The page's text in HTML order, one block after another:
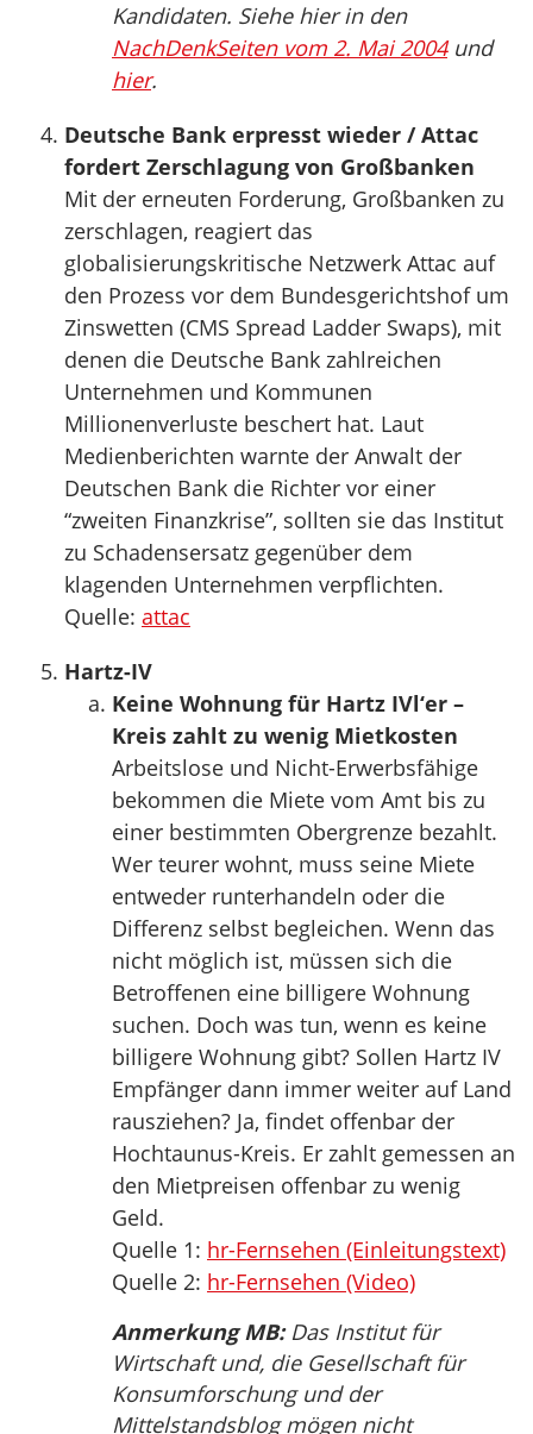
Kandidaten. Siehe hier in den
NachDenkSeiten vom 2. Mai 2004und
hier.
Deutsche Bank erpresst wieder / Attac
fordert Zerschlagung von Großbanken
Mit der erneuten Forderung, Großbanken zu
zerschlagen, reagiert das
globalisierungskritische Netzwerk Attac auf
den Prozess vor dem Bundesgerichtshof um
Zinswetten (CMS Spread Ladder Swaps), mit
denen die Deutsche Bank zahlreichen
Unternehmen und Kommunen
Millionenverluste beschert hat. Laut
Medienberichten warnte der Anwalt der
Deutschen Bank die Richter vor einer
“zweiten Finanzkrise”, sollten sie das Institut
zu Schadensersatz gegenüber dem
klagenden Unternehmen verpflichten.
Quelle: attac
Hartz-IV
Keine Wohnung für Hartz IVl‘er –
Kreis zahlt zu wenig Mietkosten
Arbeitslose und Nicht-Erwerbsfähige
bekommen die Miete vom Amt bis zu
einer bestimmten Obergrenze bezahlt.
Wer teurer wohnt, muss seine Miete
entweder runterhandeln oder die
Differenz selbst begleichen. Wenn das
nicht möglich ist, müssen sich die
Betroffenen eine billigere Wohnung
suchen. Doch was tun, wenn es keine
billigere Wohnung gibt? Sollen Hartz IV
Empfänger dann immer weiter auf Land
rausziehen? Ja, findet offenbar der
Hochtaunus-Kreis. Er zahlt gemessen an
den Mietpreisen offenbar zu wenig
Geld.
Quelle 1: hr-Fernsehen (Einleitungstext)
Quelle 2: hr-Fernsehen (Video)
Anmerkung MB:Das Institut für
Wirtschaft und, die Gesellschaft für
Konsumforschung und der
Mittelstandsblog mögen nicht